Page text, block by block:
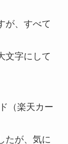
が、すべて
文字にして
（楽天カー
たが、気に